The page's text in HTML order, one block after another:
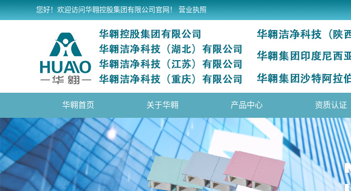
您好！欢迎访问华翱控股集团有限公司官网！ 营业执照
华翱首页 关于华翱 产品中心 资质认证